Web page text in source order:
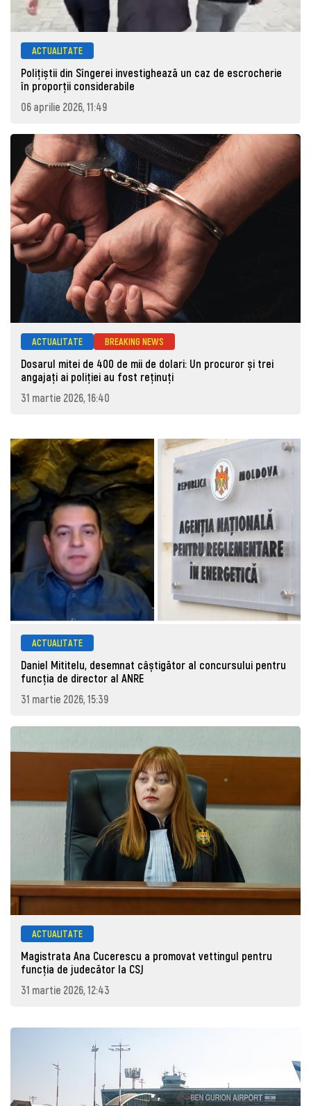
ACTUALITATE
Polițiștii din Sîngerei investighează un caz de escrocherie
în proporții considerabile
06 aprilie 2026, 11:49
ACTUALITATE BREAKING NEWS
Dosarul mitei de 400 de mii de dolari: Un procuror și trei
angajați ai poliției au fost reținuți
31 martie 2026, 16:40
ACTUALITATE
Daniel Mititelu, desemnat câștigător al concursului pentru
funcția de director al ANRE
31 martie 2026, 15:39
ACTUALITATE
Magistrata Ana Cucerescu a promovat vettingul pentru
funcția de judecător la CSJ
31 martie 2026, 12:43